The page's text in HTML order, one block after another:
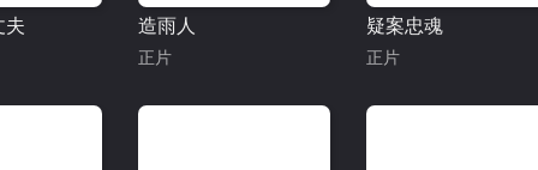
夫 造雨人
正片
疑案忠魂
正片